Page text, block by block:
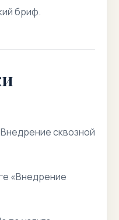
бриф.
сквозной
«Внедрение